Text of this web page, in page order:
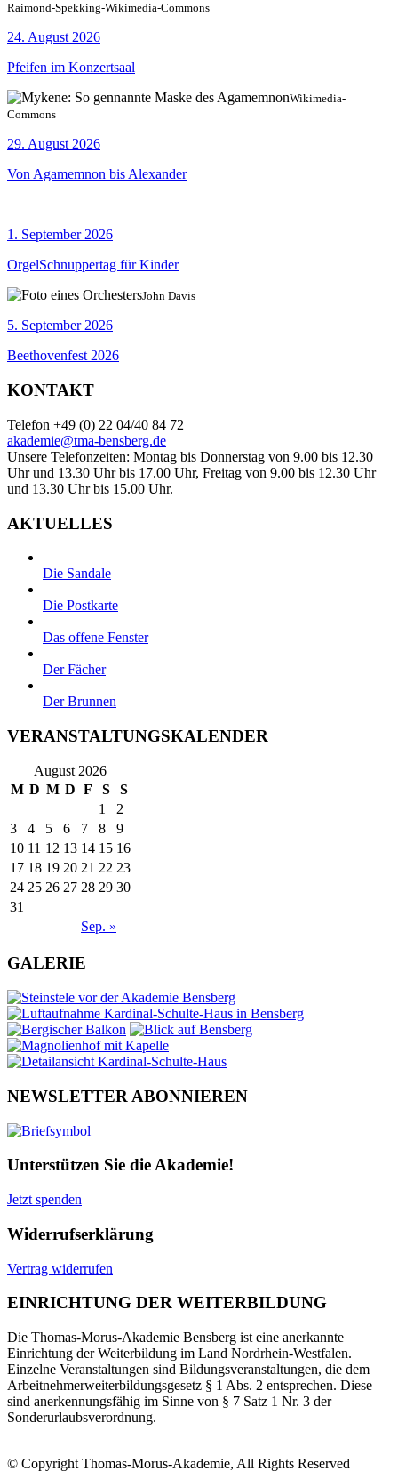
Raimond-Spekking-Wikimedia-Commons
24. August 2026
Pfeifen im Konzertsaal
Wikimedia-
Commons
29. August 2026
Von Agamemnon bis Alexander
1. September 2026
OrgelSchnuppertag für Kinder
John Davis
5. September 2026
Beethovenfest 2026
KONTAKT
Telefon +49 (0) 22 04/40 84 72
akademie@tma-bensberg.de
Unsere Telefonzeiten: Montag bis Donnerstag von 9.00 bis 12.30
Uhr und 13.30 Uhr bis 17.00 Uhr, Freitag von 9.00 bis 12.30 Uhr
und 13.30 Uhr bis 15.00 Uhr.
AKTUELLES
Die Sandale
Die Postkarte
Das offene Fenster
Der Fächer
Der Brunnen
VERANSTALTUNGSKALENDER
August 2026
M D M D F S S
Sep. »
1
2
3
4 5 6 7 8
9
10 11 12 13 14 15 16
17 18 19 20 21 22 23
24 25 26 27 28 29 30
31
GALERIE
NEWSLETTER ABONNIEREN
Unterstützen Sie die Akademie!
Jetzt spenden
Widerrufserklärung
Vertrag widerrufen
EINRICHTUNG DER WEITERBILDUNG
Die Thomas-Morus-Akademie Bensberg ist eine anerkannte
Einrichtung der Weiterbildung im Land Nordrhein-Westfalen.
Einzelne Veranstaltungen sind Bildungsveranstaltungen, die dem
Arbeitnehmerweiterbildungsgesetz § 1 Abs. 2 entsprechen. Diese
sind anerkennungsfähig im Sinne von § 7 Satz 1 Nr. 3 der
Sonderurlaubsverordnung.
© Copyright Thomas-Morus-Akademie, All Rights Reserved